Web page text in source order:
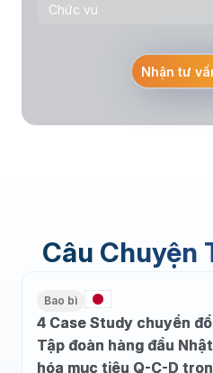
Nhận tư
Câu Chuyện
Bao bì
4 Case Study chuyển
Tập đoàn hàng đầu
hóa mục tiêu Q-C-D